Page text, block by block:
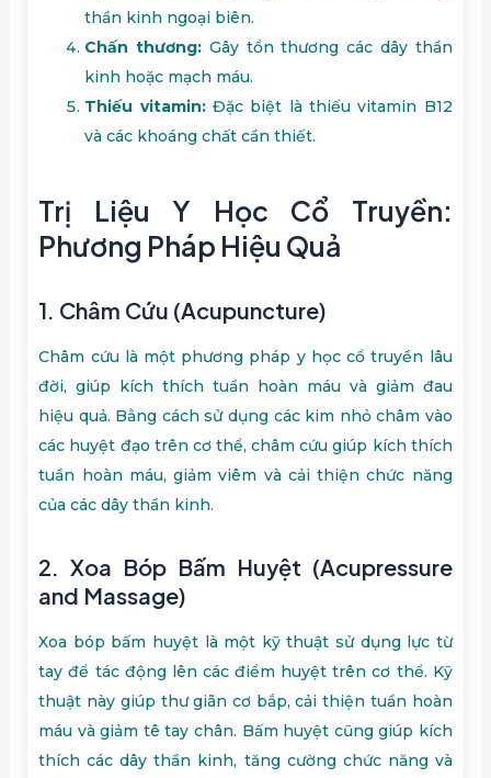
thần kinh ngoại biên.
Chấn thương: Gây tổn thương các dây thần
kinh hoặc mạch máu.
Thiếu vitamin:Đặc biệt là thiếu vitamin B12
và các khoáng chất cần thiết.
Trị Liệu Y Học Cổ Truyền:
Phương Pháp Hiệu Quả
1. Châm Cứu (Acupuncture)
Châm cứu là một phương pháp y học cổ truyền lâu
đời, giúp kích thích tuần hoàn máu và giảm đau
hiệu quả. Bằng cách sử dụng các kim nhỏ châm vào
các huyệt đạo trên cơ thể, châm cứu giúp kích thích
tuần hoàn máu, giảm viêm và cải thiện chức năng
của các dây thần kinh.
2.Xoa Bóp Bấm Huyệt (Acupressure
and Massage)
Xoa bóp bấm huyệt là một kỹ thuật sử dụng lực từ
tay để tác động lên các điểm huyệt trên cơ thể. Kỹ
thuật này giúp thư giãn cơ bắp, cải thiện tuần hoàn
máu và giảm tê tay chân. Bấm huyệt cũng giúp kích
thích các dây thần kinh, tăng cường chức năng và